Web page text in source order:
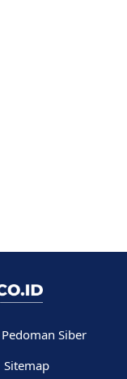
Pedoman Siber
Sitemap